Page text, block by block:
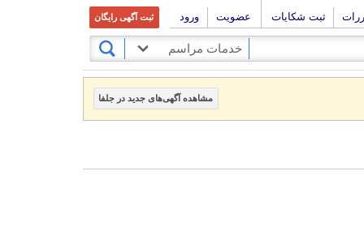
ثبت شکایات عضویت ورود ثبت آگهی رایگان
خدمات مراسم
مشاهده آگهی‌های جدید در جلفا